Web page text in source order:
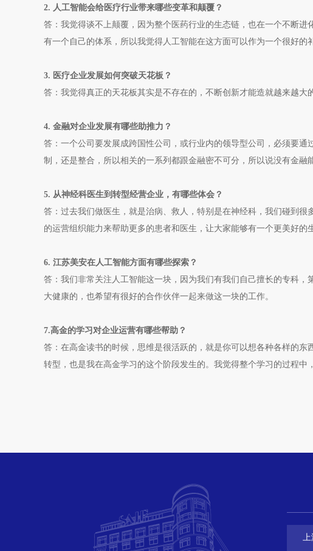
2. 人工智能会给医疗行业带来哪些变革和颠覆？
答：我觉得谈不上颠覆，因为整个医药行业的生态链，也在一个不断
有一个自己的体系，所以我觉得人工智能在这方面可以作为一个很好的
3. 医疗企业发展如何突破天花板？
答：我觉得真正的天花板其实是不存在的，不断创新才能造就越来越大
4. 金融对企业发展有哪些助推力？
答：一个公司要发展成跨国性公司，或行业内的领导型公司，必须要
制，还是整合，所以相关的一系列都跟金融密不可分，所以说没有金融
5. 从神经科医生到转型经营企业，有哪些体会？
答：过去我们做医生，就是治病、救人，特别是在神经科，我们碰到
的运营组织能力来帮助更多的患者和医生，让大家能够有一个更美好的
6. 江苏美安在人工智能方面有哪些探索？
答：我们非常关注人工智能这一块，因为我们有我们自己擅长的专科
大健康的，也希望有很好的合作伙伴一起来做这一块的工作。
7.高金的学习对企业运营有哪些帮助？
答：在高金读书的时候，思维是很活跃的，就是你可以想各种各样的
转型，也是我在高金学习的这个阶段发生的。我觉得整个学习的过程中
上